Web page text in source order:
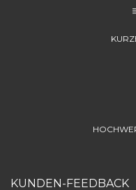
KUNDEN-FEEDBACK